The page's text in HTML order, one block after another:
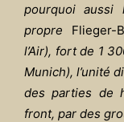
pourquoi aussi
propre Flieger-
l’Air), fort de 1
Munich), l’unité
des parties de
front, par des